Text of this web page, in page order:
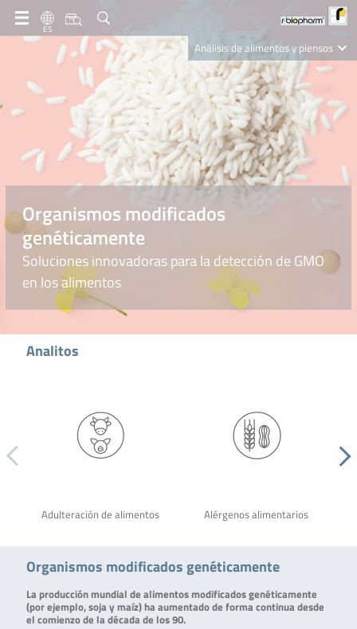
ES
Análisis de alimentos y piensos
Clinical Diagnostics
R-Biopharm AG
Nutrition Care
Organismos modificados
genéticamente
Soluciones innovadoras para la detección de GMO
en los alimentos
Analitos
Adulteración de alimentos Alérgenos alimentarios
Organismos modificados genéticamente
La producción mundial de alimentos modificados genéticamente
(por ejemplo, soja y maíz) ha aumentado de forma continua desde
el comienzo de la década de los 90.